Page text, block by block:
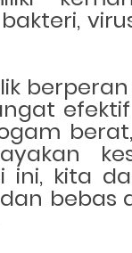
ini, kita
bebas